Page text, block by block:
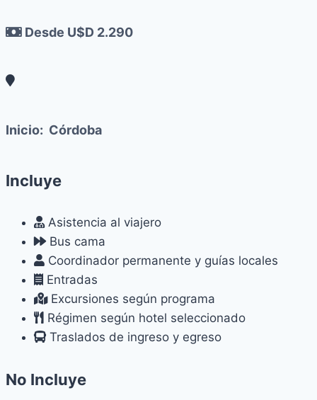
Desde U$D 2.290
Inicio: Córdoba
Incluye
Asistencia al viajero
Bus cama
Coordinador permanente y guías locales
Entradas
Excursiones según programa
Régimen según hotel seleccionado
Traslados de ingreso y egreso
No Incluye